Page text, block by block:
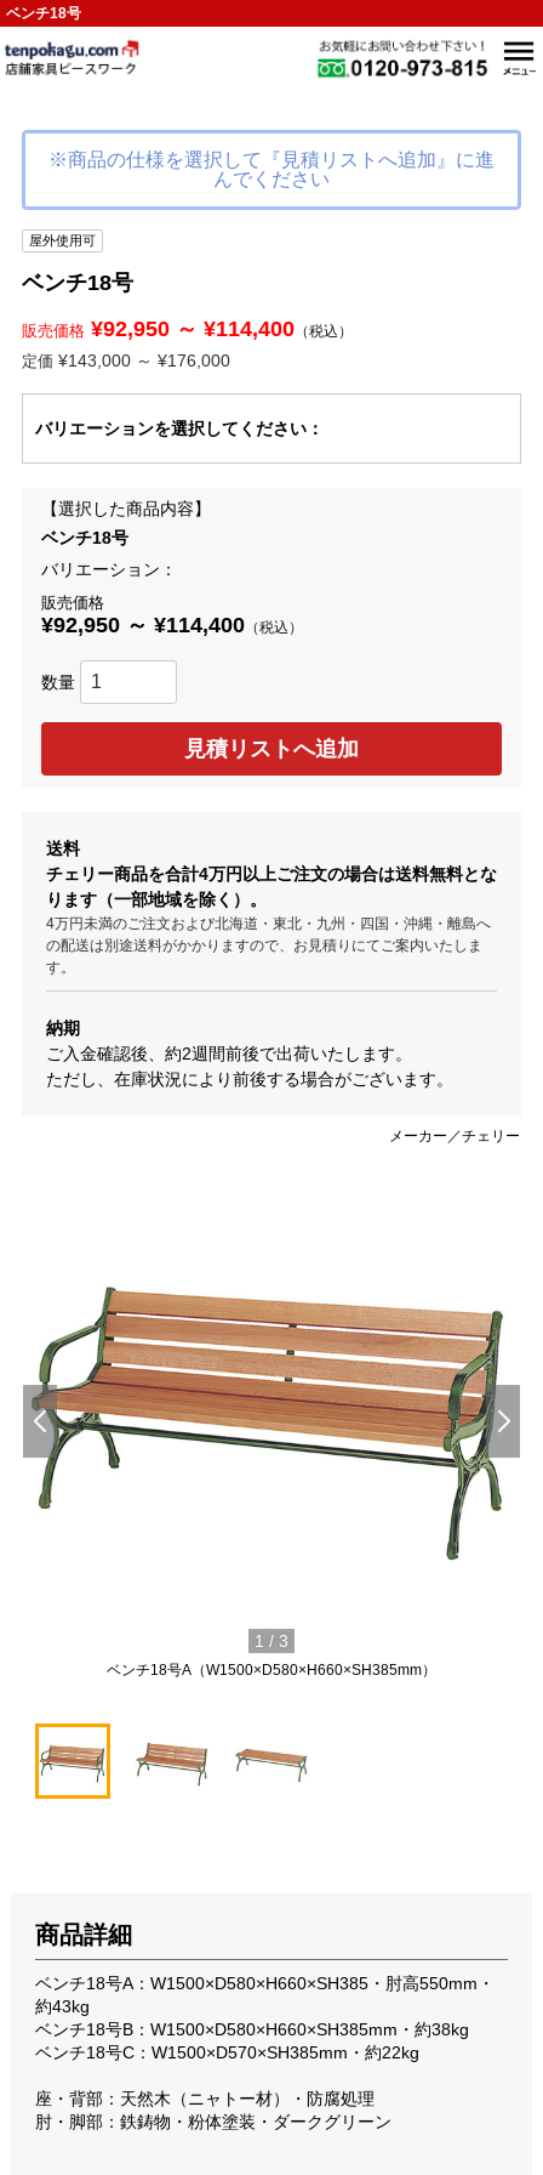
ベンチ18号
メーカー／チェリー
ベンチ18号A（W1500×D580×H660×SH385mm）
1 / 3
※商品の仕様を選択して『見積リストへ追加』に進
んでください
屋外使用可
ベンチ18号
販売価格¥92,950 ～ ¥114,400（税込）
定価 ¥143,000 ～ ¥176,000
バリエーションを選択してください：
【選択した商品内容】
ベンチ18号
バリエーション：
販売価格
¥92,950 ～ ¥114,400（税込）
数量
送料
チェリー商品を合計4万円以上ご注文の場合は送料無料とな
ります（一部地域を除く）。
4万円未満のご注文および北海道・東北・九州・四国・沖縄・離島へ
の配送は別途送料がかかりますので、お見積りにてご案内いたしま
す。
納期
ご入金確認後、約2週間前後で出荷いたします。
ただし、在庫状況により前後する場合がございます。
商品詳細
ベンチ18号A：W1500×D580×H660×SH385・肘高550mm・
約43kg
ベンチ18号B：W1500×D580×H660×SH385mm・約38kg
ベンチ18号C：W1500×D570×SH385mm・約22kg
座・背部：天然木（ニャトー材）・防腐処理
肘・脚部：鉄鋳物・粉体塗装・ダークグリーン